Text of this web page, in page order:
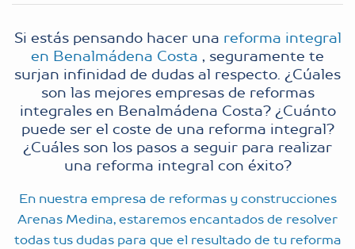
Si estás pensando hacer una reforma integral
en Benalmádena Costa , seguramente te
surjan infinidad de dudas al respecto. ¿Cúales
son las mejores empresas de reformas
integrales en Benalmádena Costa? ¿Cuánto
puede ser el coste de una reforma integral?
¿Cuáles son los pasos a seguir para realizar
una reforma integral con éxito?
En nuestra empresa de reformas y construcciones
Arenas Medina, estaremos encantados de resolver
todas tus dudas para que el resultado de tu reforma